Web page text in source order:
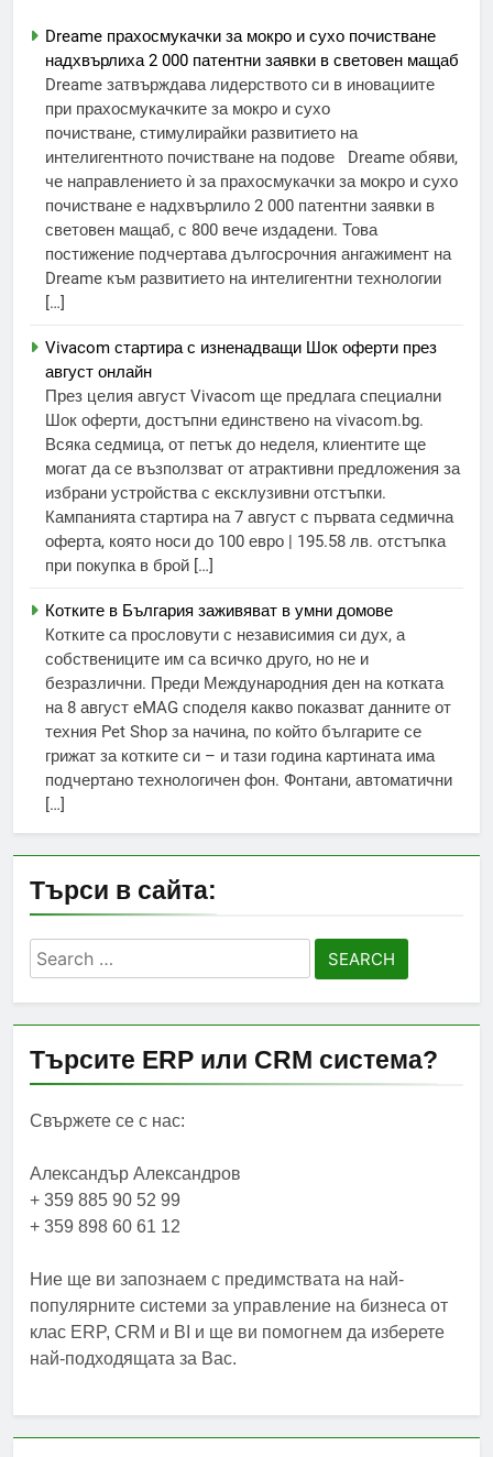
Dreame прахосмукачки за мокро и сухо почистване
надхвърлиха 2 000 патентни заявки в световен мащаб
Dreame затвърждава лидерството си в иновациите
при прахосмукачките за мокро и сухо
почистване, стимулирайки развитието на
интелигентното почистване на подове Dreame обяви,
че направлението ѝ за прахосмукачки за мокро и сухо
почистване е надхвърлило 2 000 патентни заявки в
световен мащаб, с 800 вече издадени. Това
постижение подчертава дългосрочния ангажимент на
Dreame към развитието на интелигентни технологии
[…]
Vivacom стартира с изненадващи Шок оферти през
август онлайн
През целия август Vivacom ще предлага специални
Шок оферти, достъпни единствено на vivacom.bg.
Всяка седмица, от петък до неделя, клиентите ще
могат да се възползват от атрактивни предложения за
избрани устройства с ексклузивни отстъпки.
Кампанията стартира на 7 август с първата седмична
оферта, която носи до 100 евро | 195.58 лв. отстъпка
при покупка в брой […]
Котките в България заживяват в умни домове
Котките са прословути с независимия си дух, а
собствениците им са всичко друго, но не и
безразлични. Преди Международния ден на котката
на 8 август eMAG споделя какво показват данните от
техния Pet Shop за начина, по който българите се
грижат за котките си – и тази година картината има
подчертано технологичен фон. Фонтани, автоматични
[…]
Търси в сайта:
Search
for:
Търсите ERP или CRM система?
Свържете се с нас:
Александър Александров
+ 359 885 90 52 99
+ 359 898 60 61 12
Ние ще ви запознаем с предимствата на най-
популярните системи за управление на бизнеса от
клас ERP, CRM и BI и ще ви помогнем да изберете
най-подходящата за Вас.